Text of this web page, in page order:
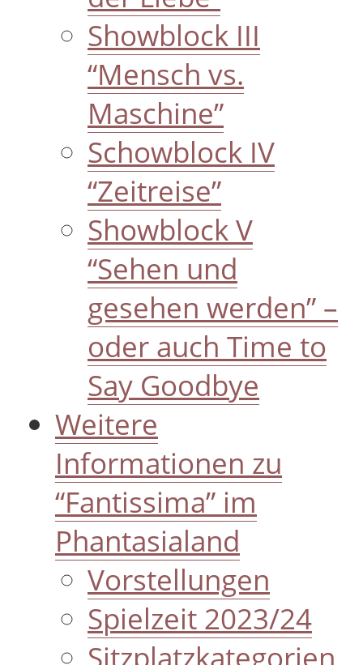
Showblock III
“Mensch vs.
Maschine”
Schowblock IV
“Zeitreise”
Showblock V
“Sehen und
gesehen werden” –
oder auch Time to
Say Goodbye
Weitere
Informationen zu
“Fantissima” im
Phantasialand
Vorstellungen
Spielzeit 2023/24
Sitzplatzkategorien